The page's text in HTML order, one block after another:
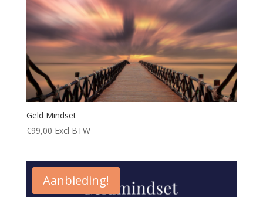
Geld Mindset
€99,00 Excl BTW
Aanbieding!